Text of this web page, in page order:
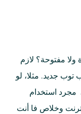
ولا مفتوحة؟ لازم
توب جديد. مثلا، لو
مجرد استخدام
وخلاص فا أنت